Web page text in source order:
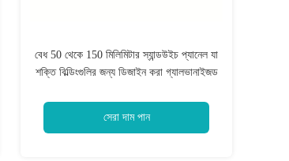
বেধ 50 থেকে 150 মিলিমিটার স্যান্ডউইচ প্যানেল যা
শক্তি বিল্ডিংগুলির জন্য ডিজাইন করা গ্যালভানাইজড
সেরা দাম পান